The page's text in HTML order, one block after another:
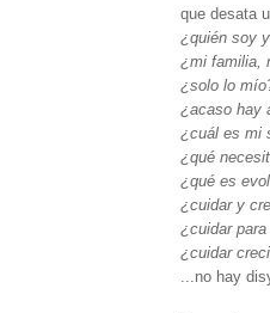
que desata
¿quién soy
¿mi familia,
¿solo lo
¿acaso hay
¿cuál es mi
¿qué
¿qué es
¿cuidar y
¿cuidar
¿cuidar
...no hay